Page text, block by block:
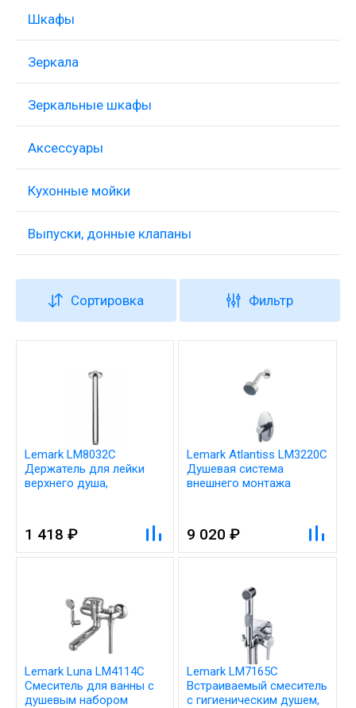
Шкафы
Зеркала
Зеркальные шкафы
Аксессуары
Кухонные мойки
Выпуски, донные клапаны
Сортировка Фильтр
Lemark LM8032C
Держатель для лейки
верхнего душа,
1 418 ₽
Lemark Atlantiss LM3220C
Душевая система
внешнего монтажа
9 020 ₽
Lemark Luna LM4114C
Смеситель для ванны с
душевым набором
Lemark LM7165C
Встраиваемый смеситель
с гигиеническим душем,